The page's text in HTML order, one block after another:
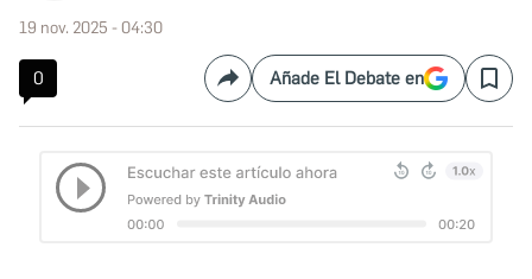
19 nov. 2025 - 04:30
0 CompartirAñade El Debate en Save